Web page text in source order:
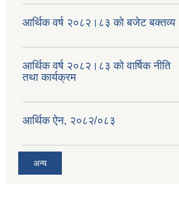
आर्थिक वर्ष २०८२।८३ को बजेट बक्तव्य
आर्थिक वर्ष २०८२।८३ को वार्षिक नीति
तथा कार्यक्रम
आर्थिक ऐन, २०८२/०८३
अन्य